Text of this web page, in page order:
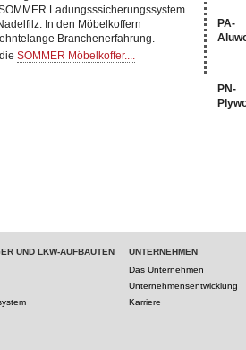
Ladungsssicherungssystem
In den Möbelkoffern
Branchenerfahrung.
SOMMER Möbelkoffer....
PA-
PN-
UND LKW-AUFBAUTEN
UNTERNEHMEN
Das Unternehmen
Unternehmensentwicklung
Karriere